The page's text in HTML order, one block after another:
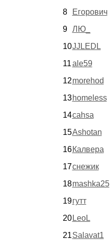
8
Егорович
9
ЛЮ_
10JJLEDL
11ale59
12morehod
13 homeless
14cahsa
15Ashotan
16 Калвера
17снежик
18mashka25
19гутт
20 LeoL
21Salavat1